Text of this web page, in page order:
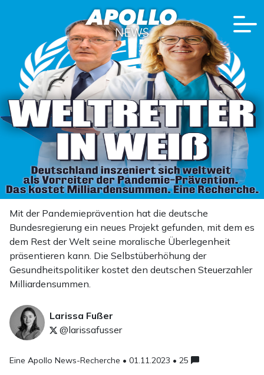
Mit der Pandemieprävention hat die deutsche
Bundesregierung ein neues Projekt gefunden, mit dem es
dem Rest der Welt seine moralische Überlegenheit
präsentieren kann. Die Selbstüberhöhung der
Gesundheitspolitiker kostet den deutschen Steuerzahler
Milliardensummen.
Larissa Fußer
@larissafusser
Eine Apollo News-Recherche • 01.11.2023 • 25